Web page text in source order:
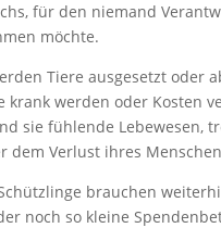
für den niemand
möchte.
Tiere ausgesetzt oder
krank werden oder Kosten
sie fühlende Lebewesen,
dem Verlust ihres
brauchen
noch so kleine